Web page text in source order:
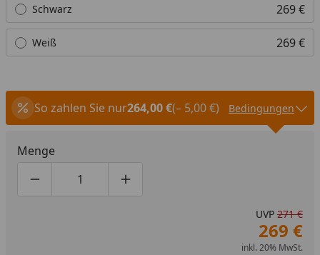
Schwarz 269 €
Weiß 269 €
So zahlen Sie nur264,00 €(– 5,00 €) Bedingungen
Menge
Produktmenge um eins verringern
Produktmenge manuell eingeben
Produktmenge um eins erhöhen
UVP 271 €
269 €
inkl. 20% MwSt.